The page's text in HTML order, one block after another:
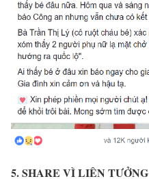
5. SHARE VÌ LIÊN TƯỞNG